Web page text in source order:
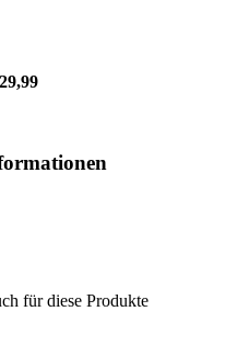
für diese Produkte